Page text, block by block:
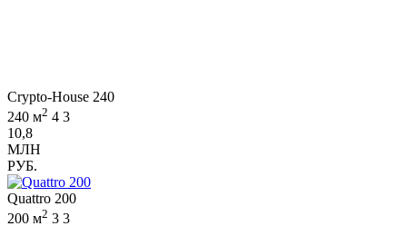
Crypto-House 240
240 м2 4 3
10,8
МЛН
РУБ.
Quattro 200
200 м2 3 3